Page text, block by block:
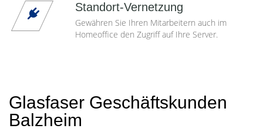
Standort-Vernetzung
Gewähren Sie Ihren Mitarbeitern auch im
Homeoffice den Zugriff auf Ihre Server.
Glasfaser Geschäftskunden
Balzheim